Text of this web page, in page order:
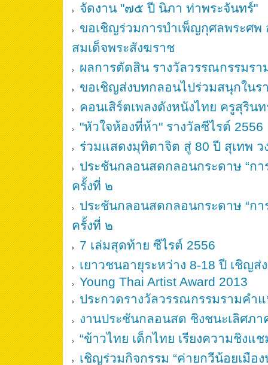
จัดงาน "๗๕ ปี นิภา ท่าพระจันทร์"
ขอเชิญร่วมการบำเพ็ญกุศลพระศพ
สมเด็จพระสังฆราช
ผลการตัดสิน รางวัลวรรณกรรมร
ขอเชิญส่งบทกลอนไปร่วมสนุกในร
คอนเสิร์ตเพลงดังหนังไทย ครูสุริน
"หัวใจห้องที่ห้า" รางวัลซีไรต์ 2556
ร่วมแสดงมุทิตาจิต สู่ 80 ปี สุเทพ ว
ประชันกลอนสดกลอนกระดาษ “กา
ครั้งที่ ๒
ประชันกลอนสดกลอนกระดาษ “กา
ครั้งที่ ๒
7 เล่มสุดท้าย ซีไรต์ 2556
เยาวชนอายุระหว่าง 8-18 ปี เชิญ
Young Thai Artist Award 2013
ประกวดรางวัลวรรณกรรมรามคำ
งานประชันกลอนสด ชิงชนะเลิศภา
“ข้าวไทย เด็กไทย เรียงความชิงแช
เชิญร่วมกิจกรรม “ค่ายกวีน้อยเมือ